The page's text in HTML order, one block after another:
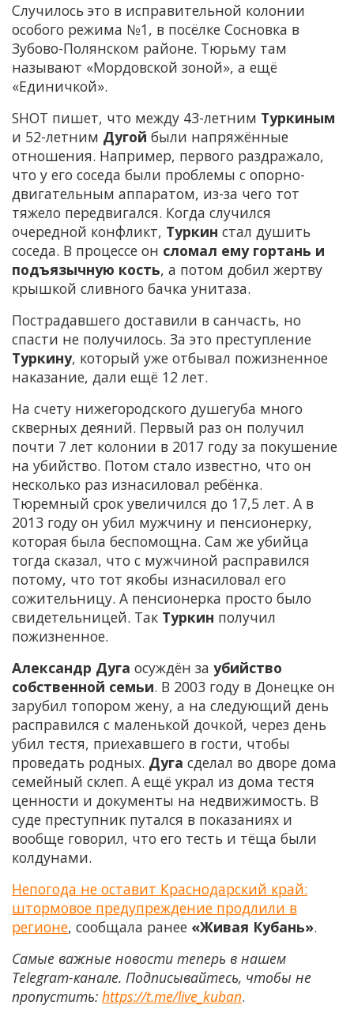
Случилось это в исправительной колонии
особого режима №1, в посёлке Сосновка в
Зубово-Полянском районе. Тюрьму там
называют «Мордовской зоной», а ещё
«Единичкой».
SHOT пишет, что между 43-летним Туркиным
и 52-летним Дугой были напряжённые
отношения. Например, первого раздражало,
что у его соседа были проблемы с опорно-
двигательным аппаратом, из-за чего тот
тяжело передвигался. Когда случился
очередной конфликт, Туркин стал душить
соседа. В процессе он сломал ему гортань и
подъязычную кость, а потом добил жертву
крышкой сливного бачка унитаза.
Пострадавшего доставили в санчасть, но
спасти не получилось. За это преступление
Туркину, который уже отбывал пожизненное
наказание, дали ещё 12 лет.
На счету нижегородского душегуба много
скверных деяний. Первый раз он получил
почти 7 лет колонии в 2017 году за покушение
на убийство. Потом стало известно, что он
несколько раз изнасиловал ребёнка.
Тюремный срок увеличился до 17,5 лет. А в
2013 году он убил мужчину и пенсионерку,
которая была беспомощна. Сам же убийца
тогда сказал, что с мужчиной расправился
потому, что тот якобы изнасиловал его
сожительницу. А пенсионерка просто было
свидетельницей. Так Туркин получил
пожизненное.
Александр Дуга осуждён за убийство
собственной семьи. В 2003 году в Донецке он
зарубил топором жену, а на следующий день
расправился с маленькой дочкой, через день
убил тестя, приехавшего в гости, чтобы
проведать родных. Дуга сделал во дворе дома
семейный склеп. А ещё украл из дома тестя
ценности и документы на недвижимость. В
суде преступник путался в показаниях и
вообще говорил, что его тесть и тёща были
колдунами.
Непогода не оставит Краснодарский край:
штормовое предупреждение продлили в
регионе, сообщала ранее «Живая Кубань».
Самые важные новости теперь в нашем
Telegram-канале. Подписывайтесь, чтобы не
пропустить: https://t.me/live_kuban.